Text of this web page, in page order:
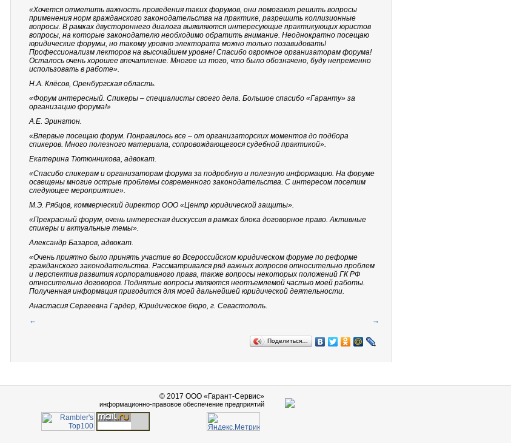
«Хочется отметить важность проведения таких форумов, они помогают решить вопросы
применения норм гражданского законодательства на практике, разрешить коллизионные
вопросы. В рамках двустороннего диалога выявляются интересующие практикующих юристов
вопросы, на которые законодателю необходимо обратить внимание. Неоднократно посещаю
юридические форумы, но такому уровню электората можно только позавидовать!
Профессионализм лекторов на высочайшем уровне! Спасибо огромное организаторам форума!
Осталось очень хорошее впечатление. Многое из того, что было обозначено, буду непременно
использовать в работе».
Н.А. Клёсов, Оренбургская область.
«Форум интересный. Спикеры – специалисты своего дела. Большое спасибо «Гаранту» за
организацию форума!»
А.Е. Эрингтон.
«Впервые посещаю форум. Понравилось все – от организаторских моментов до подбора
спикеров. Много полезного материала, сопровождающегося судебной практикой».
Екатерина Тютюнникова, адвокат.
«Спасибо спикерам и организаторам форума за подробную и полезную информацию. На форуме
освещены многие острые проблемы современного законодательства. С интересом посетим
следующее мероприятие».
М.Э. Рябцов, коммерческий директор ООО «Центр юридической защиты».
«Прекрасный форум, очень интересная дискуссия в рамках блока договорное право. Активные
спикеры и актуальные темы».
Александр Базаров, адвокат.
«Очень приятно было принять участие во Всероссийском юридическом форуме по реформе
гражданского законодательства. Рассматривался ряд важных вопросов относительно проблем
и перспектив развития корпоративного права, также вопросы некоторых положений ГК РФ
относительно договоров. Поднятые вопросы являются неотъемлемой частью моей работы.
Полученная информация пригодится для моей дальнейшей юридической деятельности.
Анастасия Сергеевна Гардер, Юридическое бюро, г. Севастополь.
←
→
Поделиться…
© 2017 ООО «Гарант-Сервис»
информационно-правовое обеспечение предприятий